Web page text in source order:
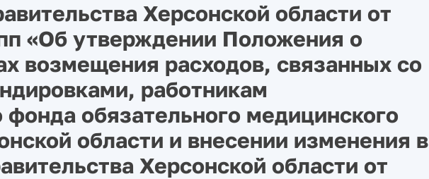
Херсонской области от
«Об утверждении Положения о
возмещения расходов, связанных со
работникам
фонда обязательного медицинского
области и внесении изменения в
Херсонской области от